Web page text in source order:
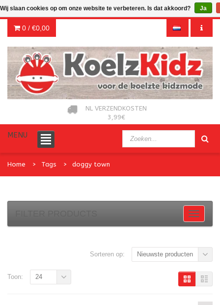
0 / €0,00
NL VERZENDKOSTEN
3,99€
MENU
Home Tags doggy town
Sorteren op: Nieuwste producten
Toon: 24
Wij slaan cookies op om onze website te verbeteren. Is dat akkoord? Ja